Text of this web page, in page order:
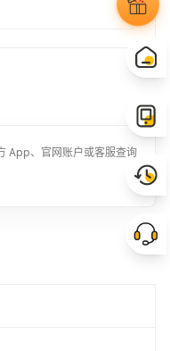
App、官网账户或客服查询